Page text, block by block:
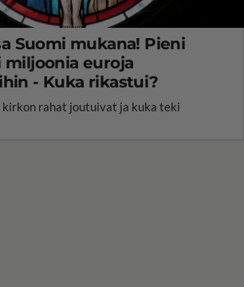
Suomi mukana! Pieni
euroja
- Kuka rikastui?
rahat joutuivat ja kuka teki